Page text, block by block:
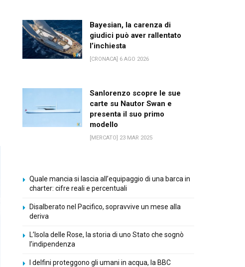
Bayesian, la carenza di
giudici può aver rallentato
l’inchiesta
[CRONACA] 6 AGO 2026
Sanlorenzo scopre le sue
carte su Nautor Swan e
presenta il suo primo
modello
[MERCATO] 23 MAR 2025
Quale mancia si lascia all’equipaggio di una barca in
charter: cifre reali e percentuali
Disalberato nel Pacifico, sopravvive un mese alla
deriva
L’Isola delle Rose, la storia di uno Stato che sognò
l’indipendenza
I delfini proteggono gli umani in acqua, la BBC